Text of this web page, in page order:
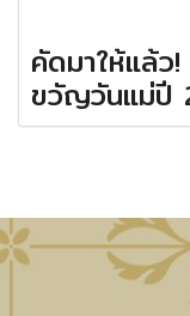
คัดมาให้แล้
ขวัญวันแม่ปี